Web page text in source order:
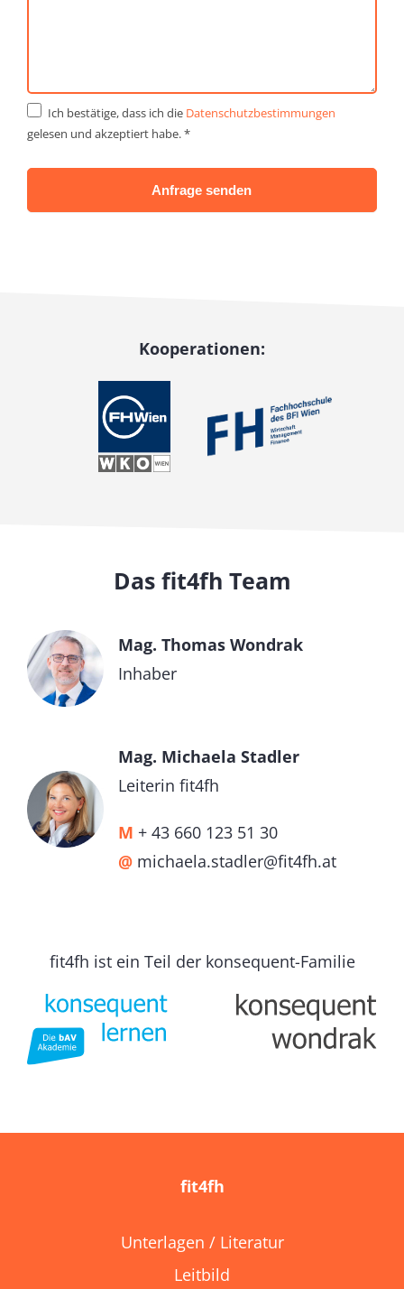
Ich bestätige, dass ich die Datenschutzbestimmungen
gelesen und akzeptiert habe. *
Anfrage senden
Kooperationen:
Das fit4fh Team
Mag. Thomas Wondrak
Inhaber
Mag. Michaela Stadler
Leiterin fit4fh
M + 43 660 123 51 30
@ michaela.stadler@fit4fh.at
fit4fh ist ein Teil der konsequent-Familie
fit4fh
Unterlagen / Literatur
Leitbild